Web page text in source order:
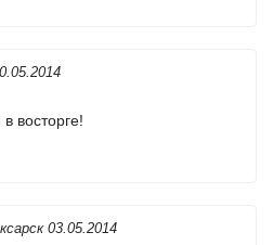
восторге!
03.05.2014